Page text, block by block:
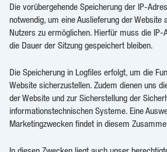
Die vorübergehende Speicherung der IP-
notwendig, um eine Auslieferung der Website
Nutzers zu ermöglichen. Hierfür muss die
die Dauer der Sitzung gespeichert bleiben.
Die Speicherung in Logfiles erfolgt, um die
Website sicherzustellen. Zudem dienen uns
der Website und zur Sicherstellung der
informationstechnischen Systeme. Eine
Marketingzwecken findet in diesem